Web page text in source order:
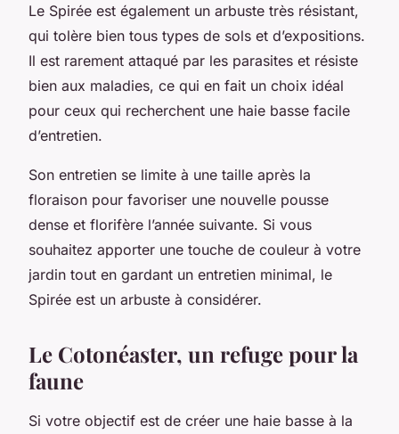
Le Spirée est également un arbuste très résistant,
qui tolère bien tous types de sols et d’expositions.
Il est rarement attaqué par les parasites et résiste
bien aux maladies, ce qui en fait un choix idéal
pour ceux qui recherchent une haie basse facile
d’entretien.
Son entretien se limite à une taille après la
floraison pour favoriser une nouvelle pousse
dense et florifère l’année suivante. Si vous
souhaitez apporter une touche de couleur à votre
jardin tout en gardant un entretien minimal, le
Spirée est un arbuste à considérer.
Le Cotonéaster, un refuge pour la
faune
Si votre objectif est de créer une haie basse à la